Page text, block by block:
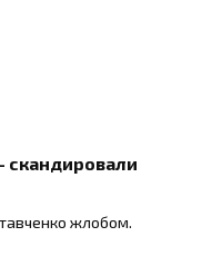
скандировали
жлобом.